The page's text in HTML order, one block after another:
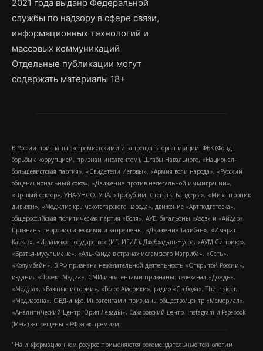
2021 года выдано Федеральной
службы по надзору в сфере связи,
информационных технологий и
массовых коммуникаций
Отдельные публикации могут
содержать материалы 18+
В России признаны экстремистскими и запрещены организации: ФБК (Фонд
борьбы с коррупцией, признан иноагентом), Штабы Навального, «Национал-
большевистская партия», «Свидетели Иеговы», «Армия воли народа», «Русский
общенациональный союз», «Движение против нелегальной иммиграции»,
«Правый сектор», УНА-УНСО, УПА, «Тризуб им. Степана Бандеры», «Мизантропик
дивижн», «Меджлис крымскотатарского народа», движение «Артподготовка»,
общероссийская политическая партия «Воля», АУЕ, батальоны «Азов» и «Айдар».
Признаны террористическими и запрещены: «Движение Талибан», «Имарат
Кавказ», «Исламское государство» (ИГ, ИГИЛ), Джебхад-ан-Нусра, «АУМ Синрике»,
«Братья-мусульмане», «Аль-Каида в странах исламского Магриба», «Сеть»,
«Колумбайн». В РФ признана нежелательной деятельность «Открытой России»,
издания «Проект Медиа». СМИ-иноагентами признаны: телеканал «Дождь»,
«Медуза», «Важные истории», «Голос Америки», радио «Свобода», The Insider,
«Медиазона», ОВД-инфо. Иноагентами признаны общество/центр «Мемориал»,
«Аналитический Центр Юрия Левады», Сахаровский центр. Instagram и Facebook
(Metа) запрещены в РФ за экстремизм.
"На информационном ресурсе применяются рекомендательные технологии